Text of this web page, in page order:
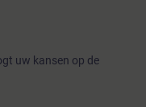
uw kansen op de